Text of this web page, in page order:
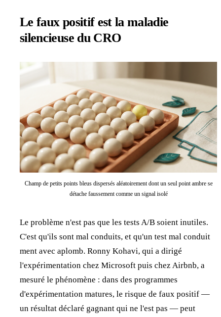
Le faux positif est la maladie
silencieuse du CRO
Champ de petits points bleus dispersés aléatoirement dont un seul point ambre se
détache faussement comme un signal isolé
Le problème n'est pas que les tests A/B soient inutiles.
C'est qu'ils sont mal conduits, et qu'un test mal conduit
ment avec aplomb. Ronny Kohavi, qui a dirigé
l'expérimentation chez Microsoft puis chez Airbnb, a
mesuré le phénomène : dans des programmes
d'expérimentation matures, le risque de faux positif —
un résultat déclaré gagnant qui ne l'est pas — peut